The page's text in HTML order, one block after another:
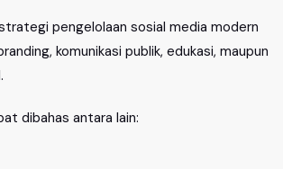
pengelolaan sosial media modern
komunikasi publik, edukasi, maupun
dibahas antara lain: